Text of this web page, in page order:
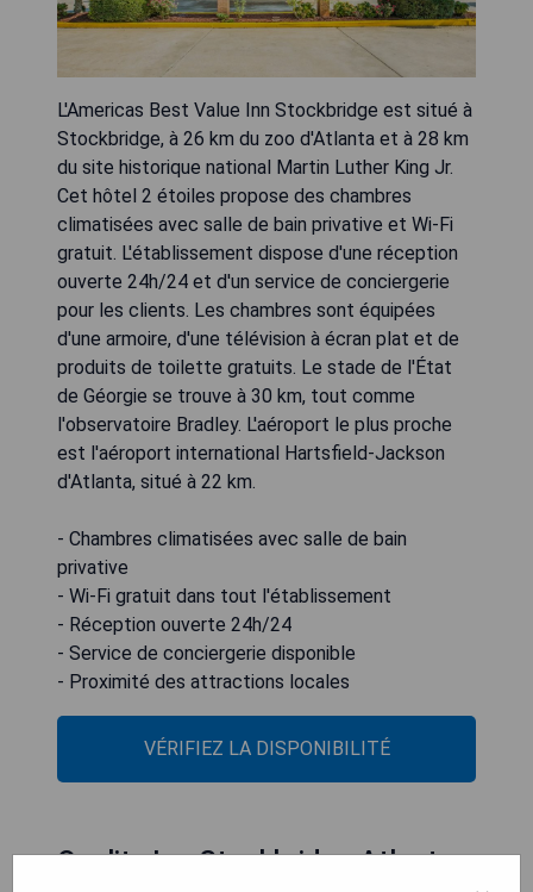
L'Americas Best Value Inn Stockbridge est situé à
Stockbridge, à 26 km du zoo d'Atlanta et à 28 km
du site historique national Martin Luther King Jr.
Cet hôtel 2 étoiles propose des chambres
climatisées avec salle de bain privative et Wi-Fi
gratuit. L'établissement dispose d'une réception
ouverte 24h/24 et d'un service de conciergerie
pour les clients. Les chambres sont équipées
d'une armoire, d'une télévision à écran plat et de
produits de toilette gratuits. Le stade de l'État
de Géorgie se trouve à 30 km, tout comme
l'observatoire Bradley. L'aéroport le plus proche
est l'aéroport international Hartsfield-Jackson
d'Atlanta, situé à 22 km.
- Chambres climatisées avec salle de bain
privative
- Wi-Fi gratuit dans tout l'établissement
- Réception ouverte 24h/24
- Service de conciergerie disponible
- Proximité des attractions locales
VÉRIFIEZ LA DISPONIBILITÉ
Quality Inn Stockbridge Atlanta